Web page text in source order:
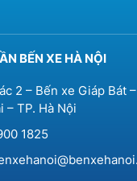
BẾN XE HÀ NỘI
2 – Bến xe Giáp Bát
– TP. Hà Nội
1825